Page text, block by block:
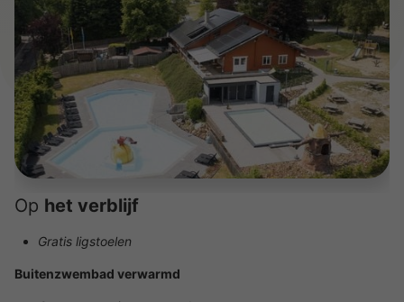
Op het verblijf
Gratis ligstoelen
Buitenzwembad verwarmd